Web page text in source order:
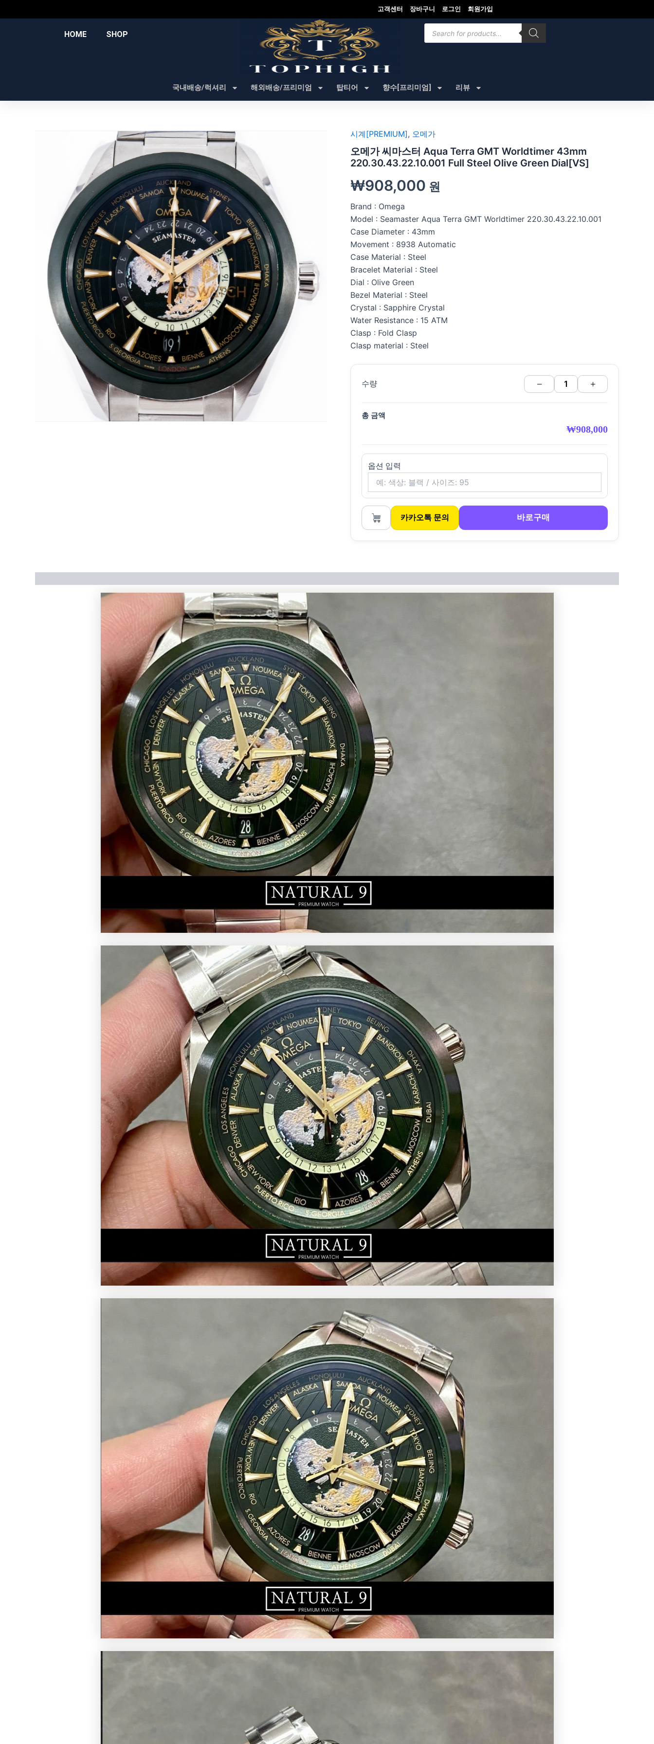
텐
고객센터 장바구니 로그인 회원가입
HOME SHOP
search
국내배송/럭셔리 해외배송/프리미엄 탑티어 향수[프리미엄] 리뷰
시계[PREMIUM], 오메가
오메가 씨마스터 Aqua Terra GMT Worldtimer 43mm
220.30.43.22.10.001 Full Steel Olive Green Dial[VS]
₩908,000 원
Brand : Omega
Model : Seamaster Aqua Terra GMT Worldtimer 220.30.43.22.10.001
Case Diameter : 43mm
Movement : 8938 Automatic
Case Material : Steel
Bracelet Material : Steel
Dial : Olive Green
Bezel Material : Steel
Crystal : Sapphire Crystal
Water Resistance : 15 ATM
Clasp : Fold Clasp
Clasp material : Steel
수량 − +
총 금액
₩908,000
옵션 입력
카카오톡 문의 바로구매